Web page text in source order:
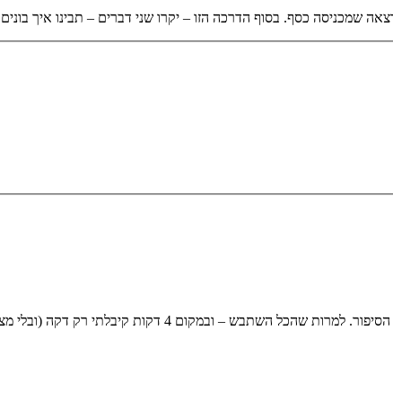
שמכניסה כסף. בסוף הדרכה הזו – יקרו שני דברים – תבינו איך
רק דקה (ובלי מצגת!) זאת הייתי מסוגל לשלוף את המסר הכי חשוב!